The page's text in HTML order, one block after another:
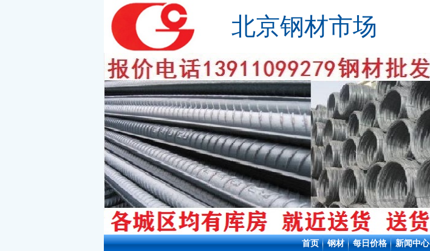
北京钢材市场
首页 钢材 每日价格 新闻中心